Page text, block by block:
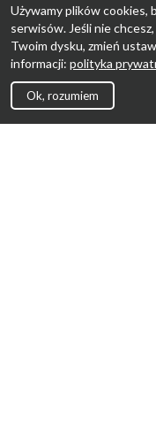
Używamy plików cookies,
serwisów. Jeśli nie
Twoim dysku, zmień
informacji: polityka
Ok, rozumiem